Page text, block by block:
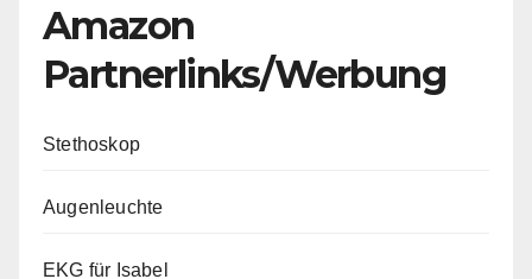
Amazon
Partnerlinks/Werbung
Stethoskop
Augenleuchte
EKG für Isabel